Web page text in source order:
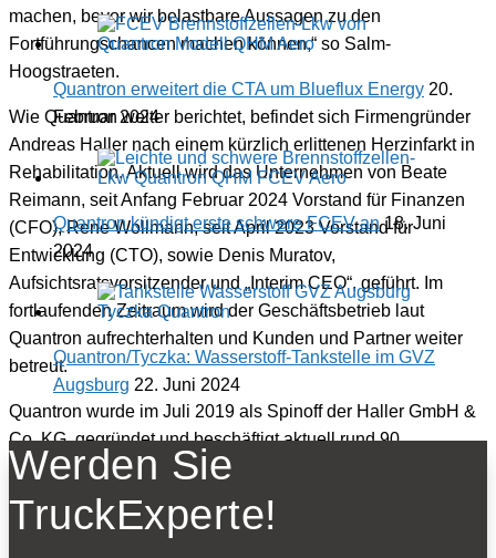
machen, bevor wir belastbare Aussagen zu den
Fortführungschancen machen können,“ so Salm-
Hoogstraeten.
Wie Quantron weiter berichtet, befindet sich Firmengründer
Andreas Haller nach einem kürzlich erlittenen Herzinfarkt in
Rehabilitation. Aktuell wird das Unternehmen von Beate
Reimann, seit Anfang Februar 2024 Vorstand für Finanzen
(CFO), Rene Wollmann, seit April 2023 Vorstand für
Entwicklung (CTO), sowie Denis Muratov,
Aufsichtsratsvorsitzender und „Interim CEO“, geführt. Im
fortlaufenden Zeitraum wird der Geschäftsbetrieb laut
Quantron aufrechterhalten und Kunden und Partner weiter
betreut.
Quantron wurde im Juli 2019 als Spinoff der Haller GmbH &
Co. KG. gegründet und beschäftigt aktuell rund 90
Mitarbeiter. Spezialisiert ist das Unternehmen auf
Transporter, Lkw und Busse mit vollelektrischem
Antriebsstrang und H2-Brennstoffzellentechnologie.
Quantron erweitert die CTA um Blueflux Energy 20.
Februar 2024
Quantron kündigt erste schwere FCEV an18. Juni
2024
Quantron/Tyczka: Wasserstoff-Tankstelle im GVZ
Augsburg 22. Juni 2024
Werden Sie
TruckExperte!